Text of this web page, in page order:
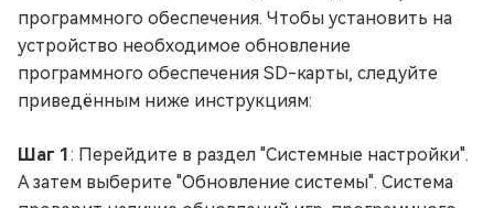
программного обеспечения. Чтобы установить на
устройство необходимое обновление
программного обеспечения SD-карты, следуйте
приведённым ниже инструкциям:
Шаг 1 : Перейдите в раздел "Системные настройки".
А затем выберите "Обновление системы". Система